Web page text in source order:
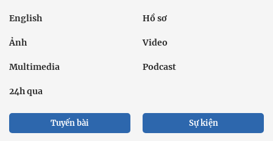
English Hồ sơ
Ảnh Video
Multimedia Podcast
24h qua
Tuyến bài Sự kiện